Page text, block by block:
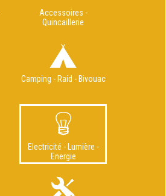
Accessoires -
Quincaillerie
Camping - Raid - Bivouac
Electricité - Lumière -
Energie